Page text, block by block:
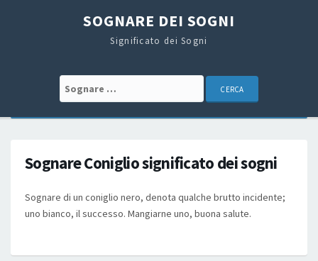
SOGNARE DEI SOGNI
Significato dei Sogni
Search for:
Sognare Coniglio significato dei sogni
Sognare di un coniglio nero, denota qualche brutto incidente;
uno bianco, il successo. Mangiarne uno, buona salute.